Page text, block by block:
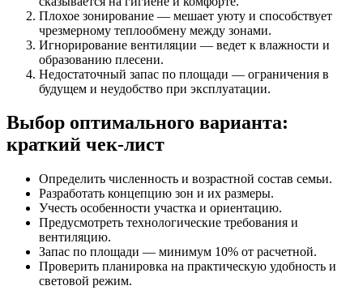
Плохое зонирование — мешает уюту и способствует
чрезмерному теплообмену между зонами.
Игнорирование вентиляции — ведет к влажности и
образованию плесени.
Недостаточный запас по площади — ограничения в
будущем и неудобство при эксплуатации.
Выбор оптимального варианта:
краткий чек-лист
Определить численность и возрастной состав семьи.
Разработать концепцию зон и их размеры.
Учесть особенности участка и ориентацию.
Предусмотреть технологические требования и
вентиляцию.
Запас по площади — минимум 10% от расчетной.
Проверить планировка на практическую удобность и
световой режим.